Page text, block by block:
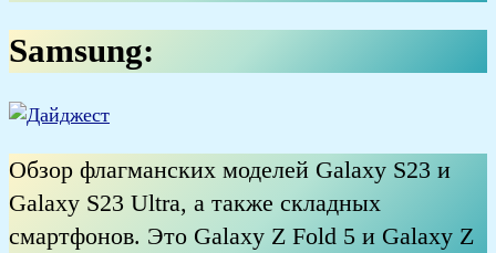
Samsung:
Обзор флагманских моделей Galaxy S23 и
Galaxy S23 Ultra, а также складных
смартфонов. Это Galaxy Z Fold 5 и Galaxy Z